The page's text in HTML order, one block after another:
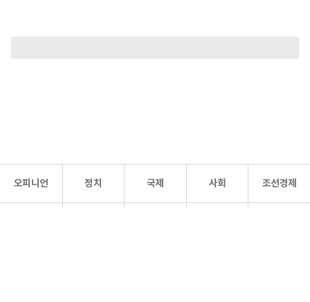
오피니언 정치 국제 사회 조선경제